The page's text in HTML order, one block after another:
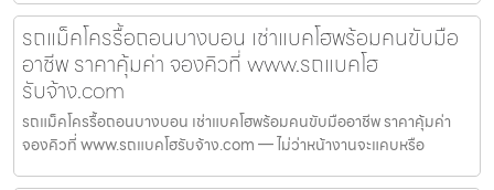
รถแม็คโครรื้อถอนบางบอน เช่าแบคโฮพร้อมคนขับมือ
อาชีพ ราคาคุ้มค่า จองคิวที่ www.รถแบคโฮ
รับจ้าง.com
รถแม็คโครรื้อถอนบางบอน เช่าแบคโฮพร้อมคนขับมืออาชีพ ราคาคุ้มค่า
จองคิวที่ www.รถแบคโฮรับจ้าง.com — ไม่ว่าหน้างานจะแคบหรือ